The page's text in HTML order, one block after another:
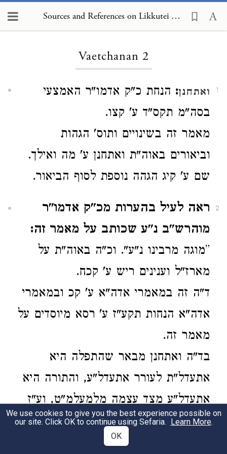
Sources and References on Likkutei Torah, Vaetchanan 2
Vaetchanan 2
1 ואתחנן: הנחת כ"ק אדמו"ר האמצעי
בסה"מ תקס"ד ע' קצו.
מאמר זה בשינויים ותוס' הגהות
וביאורים באוה"ת ואתחנן ע' מה ואילך.
שם ע' קיג הגהה נוספת לסוף הביאור.
2
ראה לעיל בהערות מכ"ק אדמו"ר
מוהרש"ב נ"ע שכותב על מאמר זה:
”מוגה מרבינו נ"ע". וכ"ה באוה"ת על
מארז"ל וענינים ריש ע' קכח.
ד"ה זה במאמרי אדה"א ע' קכ ובמאמרי
אדה"א הנחות תקע"ז ע' רסא מיוסדים על
מאמר זה.
בד"ה ואתחנן מבאר שהתפלה היא
אתעדל"ת לעורר אתעדל"ע, והתורה היא
אתעדל"ע מצד עצמה מלמעלמ"ט, וע"ז
ביקש משה ואתחנן שיכניס הוא את
ישראל לארץ ואזי היה ממשיך בכנס"י
We use cookies to give you the best experience possible on
our site. Click OK to continue using Sefaria. Learn More.
OK